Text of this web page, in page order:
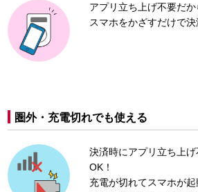
アプリ立ち上げ不要だ
スマホをかざすだけで決
圏外・充電切れでも使える
決済時にアプリ立ち上
OK！
充電が切れてスマホが起